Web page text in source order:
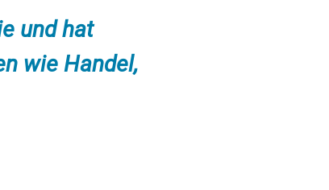
und hat
wie Handel,